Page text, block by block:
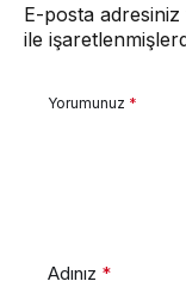
E-posta adresiniz
ile
Yorumunuz *
Adınız *